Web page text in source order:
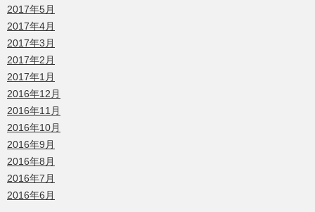
2017年5月
2017年4月
2017年3月
2017年2月
2017年1月
2016年12月
2016年11月
2016年10月
2016年9月
2016年8月
2016年7月
2016年6月